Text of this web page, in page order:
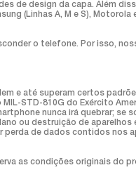
de design da capa. Além
(Linhas A, M e S), Motorola
o telefone. Por isso,
e até superam certos
STD-810G do Exército
nunca irá quebrar;
ou destruição de
perda de dados contidos nos
as condições originais do